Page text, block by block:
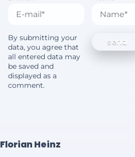
By submitting your
data, you agree that
all entered data may
be saved and
displayed as a
comment.
Florian Heinz